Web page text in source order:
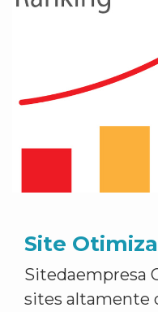
Site
Sitedaempresa
sites altamente